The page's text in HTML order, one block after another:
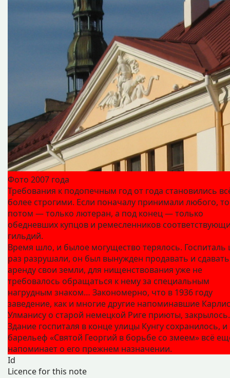
Фото 2007 года
Требования к подопечным год от года становились
более строгими. Если поначалу принимали любого, то
потом — только лютеран, а под конец — только
обедневших купцов и ремесленников
гильдий.
Время шло, и былое могущество терялось. Госпиталь
раз разрушали, он был вынужден продавать и
аренду свои земли, для нищенствования уже не
требовалось обращаться к нему за специальным
нагрудным знаком… Закономерно, что в 1936 году
заведение, как и многие другие напоминавшие
Улманису о старой немецкой Риге приюты, закрылось.
Здание госпиталя в конце улицы Кунгу сохранилось, и
барельеф «Святой Георгий в борьбе со змеем» всё
напоминает о его прежнем назначении.
Id
Licence for this note